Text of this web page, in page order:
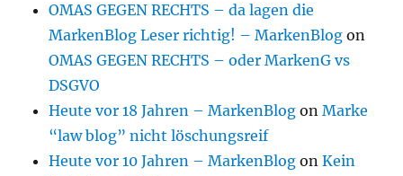
OMAS GEGEN RECHTS – da lagen die
MarkenBlog Leser richtig! – MarkenBlog on
OMAS GEGEN RECHTS – oder MarkenG vs
DSGVO
Heute vor 18 Jahren – MarkenBlog onMarke
“law blog” nicht löschungsreif
Heute vor 10 Jahren – MarkenBlog onKein